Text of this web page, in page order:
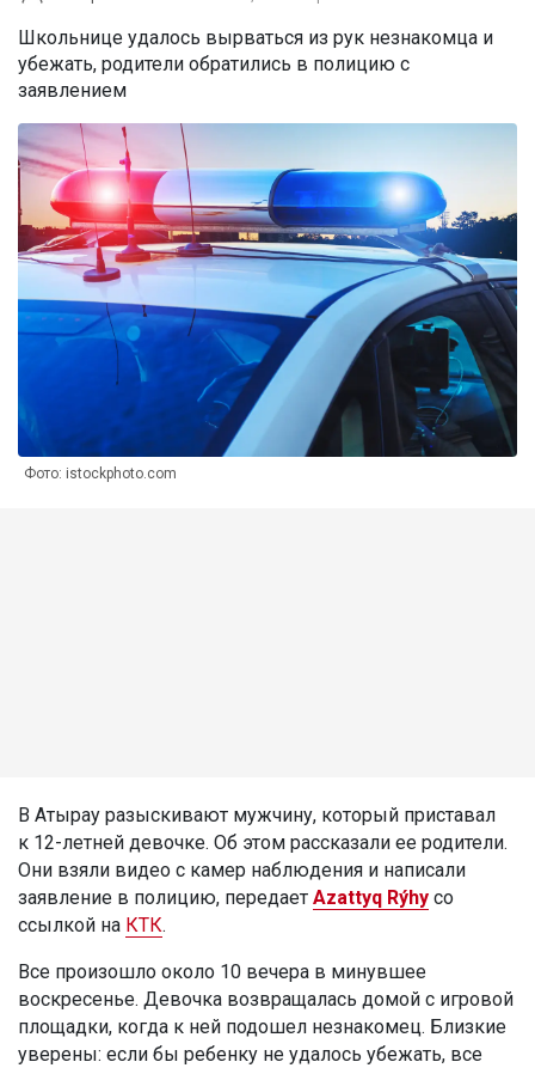
Школьнице удалось вырваться из рук незнакомца и
убежать, родители обратились в полицию с
заявлением
Фото: istockphoto.com
В Атырау разыскивают мужчину, который приставал
к 12-летней девочке. Об этом рассказали ее родители.
Они взяли видео с камер наблюдения и написали
заявление в полицию, передает Azattyq Rýhy со
ссылкой на КТК.
Все произошло около 10 вечера в минувшее
воскресенье. Девочка возвращалась домой с игровой
площадки, когда к ней подошел незнакомец. Близкие
уверены: если бы ребенку не удалось убежать, все